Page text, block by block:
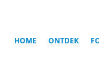
HOME ONTDEK